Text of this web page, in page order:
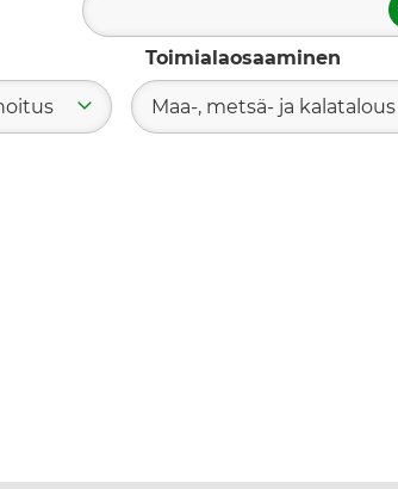
Toimialaosaaminen
Maa-, metsä- ja kalatalous